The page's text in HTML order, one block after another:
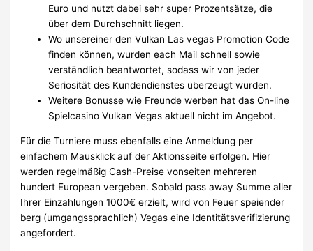
Euro und nutzt dabei sehr super Prozentsätze, die
über dem Durchschnitt liegen.
Wo unsereiner den Vulkan Las vegas Promotion Code
finden können, wurden each Mail schnell sowie
verständlich beantwortet, sodass wir von jeder
Seriosität des Kundendienstes überzeugt wurden.
Weitere Bonusse wie Freunde werben hat das On-line
Spielcasino Vulkan Vegas aktuell nicht im Angebot.
Für die Turniere muss ebenfalls eine Anmeldung per
einfachem Mausklick auf der Aktionsseite erfolgen. Hier
werden regelmäßig Cash-Preise vonseiten mehreren
hundert European vergeben. Sobald pass away Summe aller
Ihrer Einzahlungen 1000€ erzielt, wird von Feuer speiender
berg (umgangssprachlich) Vegas eine Identitätsverifizierung
angefordert.